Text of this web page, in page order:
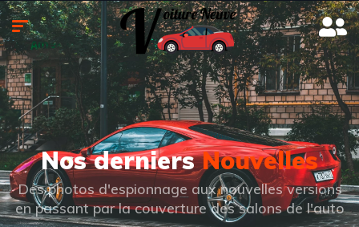
Nos derniersNouvelles
Des photos d'espionnage aux nouvelles versions
en passant par la couverture des salons de l'auto